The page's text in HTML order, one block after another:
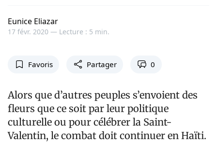
Eunice Eliazar
17 févr. 2020 — Lecture : 5 min.
Favoris Partager 0
Alors que d’autres peuples s’envoient des
fleurs que ce soit par leur politique
culturelle ou pour célébrer la Saint-
Valentin, le combat doit continuer en Haïti.